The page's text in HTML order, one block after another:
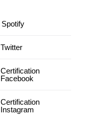
Spotify
Twitter
Certification
Facebook
Certification
Instagram